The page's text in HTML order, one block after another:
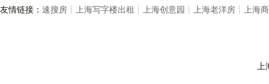
友情链接： 速搜房┊ 上海写字楼出租┊ 上海创意园┊ 上海老洋房┊ 上海